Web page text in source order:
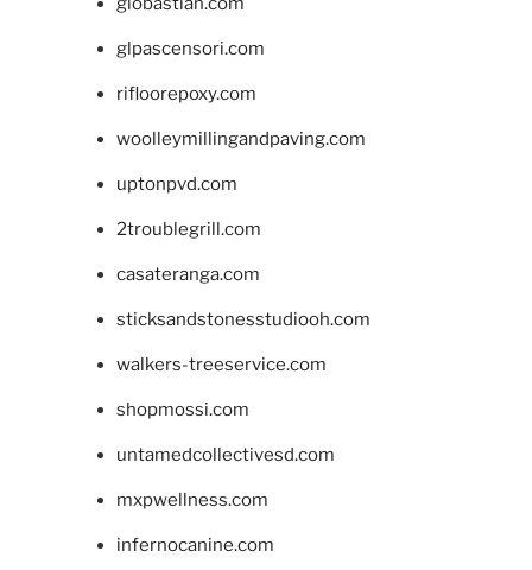
glpascensori.com
rifloorepoxy.com
woolleymillingandpaving.com
uptonpvd.com
2troublegrill.com
casateranga.com
sticksandstonesstudiooh.com
walkers-treeservice.com
shopmossi.com
untamedcollectivesd.com
mxpwellness.com
infernocanine.com